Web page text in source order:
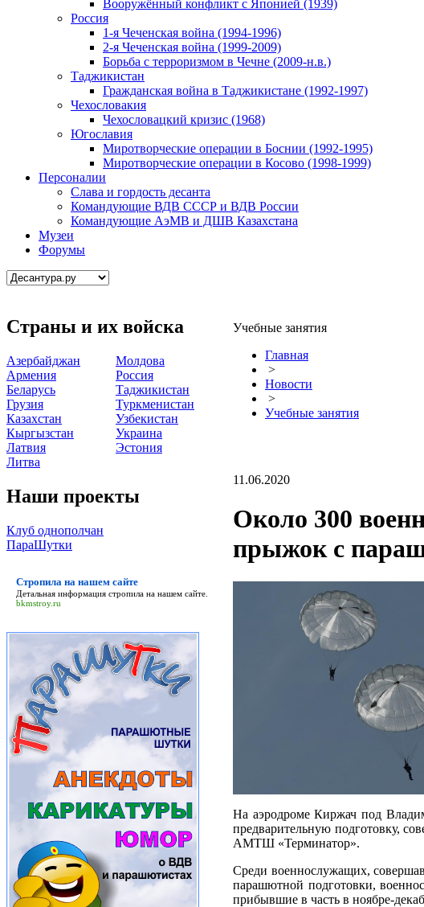
Вооружённый конфликт с Японией (1939)
Россия
1-я Чеченская война (1994-1996)
2-я Чеченская война (1999-2009)
Борьба с терроризмом в Чечне (2009-н.в.)
Таджикистан
Гражданская война в Таджикистане (1992-1997)
Чехословакия
Чехословацкий кризис (1968)
Югославия
Миротворческие операции в Боснии (1992-1995)
Миротворческие операции в Косово (1998-1999)
Персоналии
Слава и гордость десанта
Командующие ВДВ СССР и ВДВ России
Командующие АэМВ и ДШВ Казахстана
Музеи
Форумы
Страны и их войска
Азербайджан
Армения
Беларусь
Грузия
Казахстан
Кыргызстан
Латвия
Литва
Молдова
Россия
Таджикистан
Туркменистан
Узбекистан
Украина
Эстония
Наши проекты
Клуб однополчан
ПараШутки
Стропила на нашем сайте
Детальная информация стропила на нашем сайте.
bkmstroy.ru
Учебные занятия
Главная
>
Новости
>
Учебные занятия
11.06.2020
Около 300
прыжок с
На аэродроме Киржач под
предварительную подготовку,
АМТШ «Терминатор».
Среди военнослужащих,
парашютной подготовки,
прибывшие в часть в ноябре-